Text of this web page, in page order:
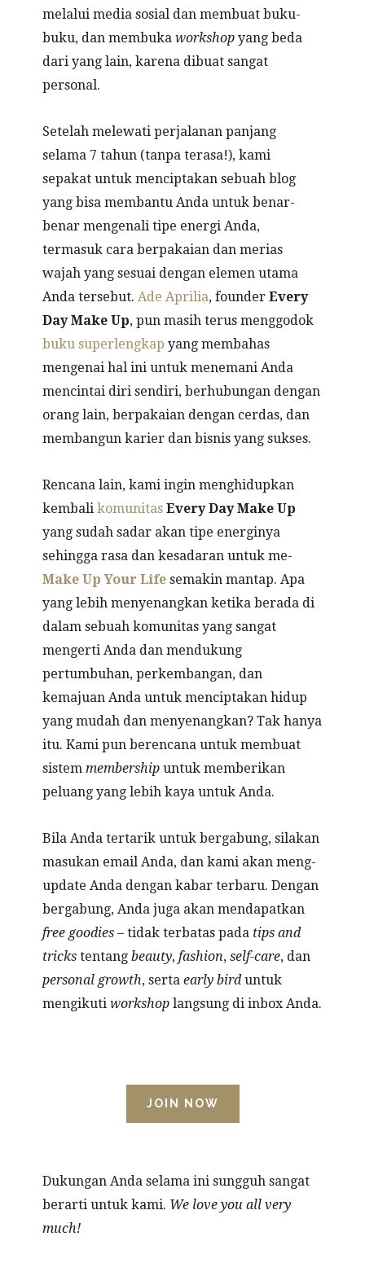
melalui media sosial dan membuat buku-
buku, dan membukaworkshop yang beda
dari yang lain, karena dibuat sangat
personal.
Setelah melewati perjalanan panjang
selama 7 tahun (tanpa terasa!), kami
sepakat untuk menciptakan sebuah blog
yang bisa membantu Anda untuk benar-
benar mengenali tipe energi Anda,
termasuk cara berpakaian dan merias
wajah yang sesuai dengan elemen utama
Anda tersebut.Ade Aprilia, founderEvery
Day Make Up, pun masih terus menggodok
buku superlengkap yang membahas
mengenai hal ini untuk menemani Anda
mencintai diri sendiri, berhubungan dengan
orang lain, berpakaian dengan cerdas, dan
membangun karier dan bisnis yang sukses.
Rencana lain, kami ingin menghidupkan
kembalikomunitas Every Day Make Up
yang sudah sadar akan tipe energinya
sehingga rasa dan kesadaran untuk me-
Make Up Your Life semakin mantap. Apa
yang lebih menyenangkan ketika berada di
dalam sebuah komunitas yang sangat
mengerti Anda dan mendukung
pertumbuhan, perkembangan, dan
kemajuan Anda untuk menciptakan hidup
yang mudah dan menyenangkan? Tak hanya
itu. Kami pun berencana untuk membuat
sistemmembership untuk memberikan
peluang yang lebih kaya untuk Anda.
Bila Anda tertarik untuk bergabung, silakan
masukan email Anda, dan kami akan meng-
update Anda dengan kabar terbaru. Dengan
bergabung, Anda juga akan mendapatkan
free goodies – tidak terbatas pada tips and
tricks tentangbeauty,fashion,self-care, dan
personal growth, sertaearly bird untuk
mengikutiworkshop langsung di inbox Anda.
JOIN NOW
Dukungan Anda selama ini sungguh sangat
berarti untuk kami. We love you all very
much!